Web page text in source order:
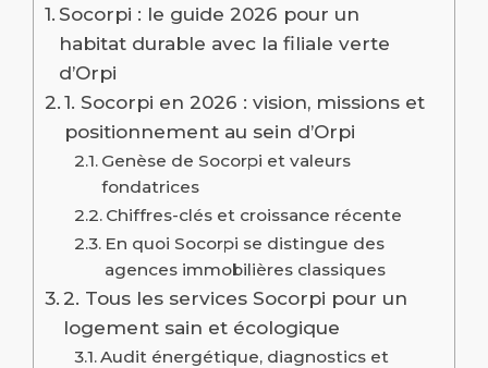
Socorpi : le guide 2026 pour un
habitat durable avec la filiale verte
d’Orpi
1. Socorpi en 2026 : vision, missions et
positionnement au sein d’Orpi
Genèse de Socorpi et valeurs
fondatrices
Chiffres-clés et croissance récente
En quoi Socorpi se distingue des
agences immobilières classiques
2. Tous les services Socorpi pour un
logement sain et écologique
Audit énergétique, diagnostics et